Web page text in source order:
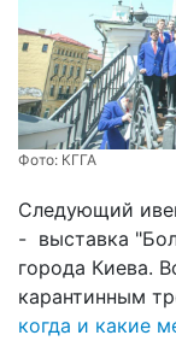
Фото: КГГА
Следующий
- выставка
города Киева.
карантинным
когда и какие